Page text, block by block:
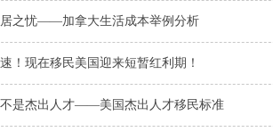
之忧——加拿大生活成本举例分析
！现在移民美国迎来短暂红利期！
是杰出人才——美国杰出人才移民标准